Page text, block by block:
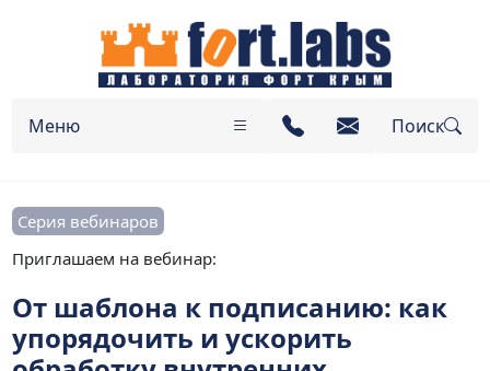
Меню Поиск
Серия вебинаров
Приглашаем на вебинар:
От шаблона к подписанию: как
упорядочить и ускорить